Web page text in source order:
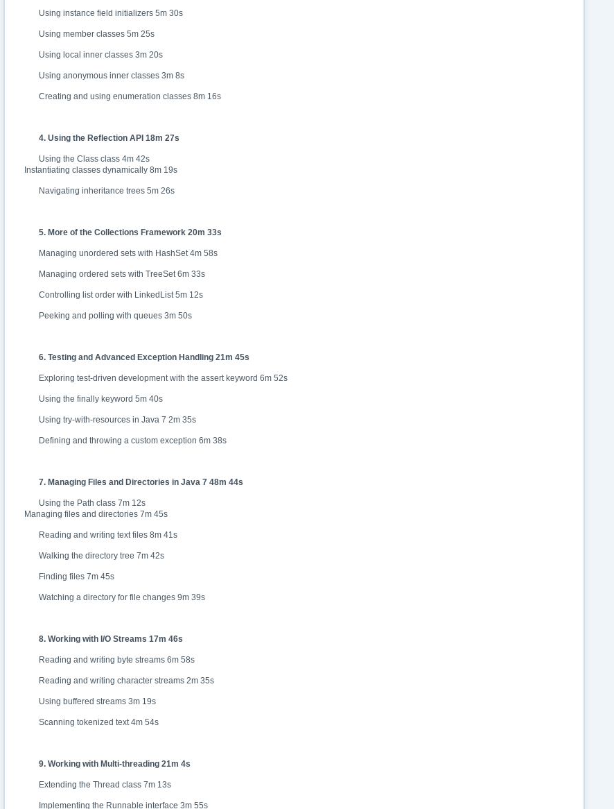
Using instance field initializers 5m 30s
Using member classes 5m 25s
Using local inner classes 3m 20s
Using anonymous inner classes 3m 8s
Creating and using enumeration classes 8m 16s
4. Using the Reflection API 18m 27s
Using the Class class 4m 42s
Instantiating classes dynamically 8m 19s
Navigating inheritance trees 5m 26s
5. More of the Collections Framework 20m 33s
Managing unordered sets with HashSet 4m 58s
Managing ordered sets with TreeSet 6m 33s
Controlling list order with LinkedList 5m 12s
Peeking and polling with queues 3m 50s
6. Testing and Advanced Exception Handling 21m 45s
Exploring test-driven development with the assert keyword 6m 52s
Using the finally keyword 5m 40s
Using try-with-resources in Java 7 2m 35s
Defining and throwing a custom exception 6m 38s
7. Managing Files and Directories in Java 7 48m 44s
Using the Path class 7m 12s
Managing files and directories 7m 45s
Reading and writing text files 8m 41s
Walking the directory tree 7m 42s
Finding files 7m 45s
Watching a directory for file changes 9m 39s
8. Working with I/O Streams 17m 46s
Reading and writing byte streams 6m 58s
Reading and writing character streams 2m 35s
Using buffered streams 3m 19s
Scanning tokenized text 4m 54s
9. Working with Multi-threading 21m 4s
Extending the Thread class 7m 13s
Implementing the Runnable interface 3m 55s
✉️ خبرنامه آپدیت نرم‌افزارها
⚡ همین حالا بدون انتظار دانلود کن
فقط کمتر از روزی ۱,۰۰۰ تومان (معادل ماهیانه 27,250 تومان در اشتراک یک‌ساله)